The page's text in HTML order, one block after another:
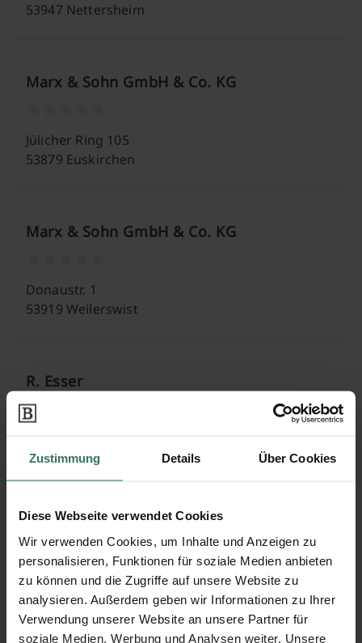
Zustimmung Details Über Cookies
Diese Webseite verwendet Cookies
Wir verwenden Cookies, um Inhalte und Anzeigen zu
personalisieren, Funktionen für soziale Medien anbieten
zu können und die Zugriffe auf unsere Website zu
analysieren. Außerdem geben wir Informationen zu Ihrer
Verwendung unserer Website an unsere Partner für
soziale Medien, Werbung und Analysen weiter. Unsere
53947 Nettersheim
Marx & Sohn GmbH & Co. KG
Jülicher Ring 105
53879 Euskirchen
Marx & Sohn GmbH & Co. KG
Donaustr. 1
53919 Weilerswist
R. Esser
53879 Euskirchen
An der Olef 36
53937 Schleiden